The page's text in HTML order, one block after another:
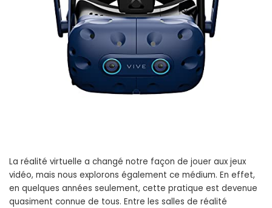
La réalité virtuelle a changé notre façon de jouer aux jeux
vidéo, mais nous explorons également ce médium. En effet,
en quelques années seulement, cette pratique est devenue
quasiment connue de tous. Entre les salles de réalité